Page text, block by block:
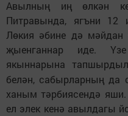
Авылның иң өлкән
Питравында, ягъни 12
Лөкия әбине дә мәйдан
җыенганнар иде.
якыннарына
белән, сабырларның да
ханым тәрбиясендә
ел элек кенә авылдагы